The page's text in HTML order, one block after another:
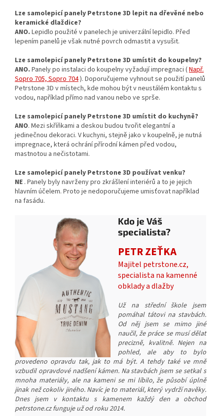
Lze samolepicí panely Petrstone 3D lepit na dřevěné nebo
keramické dlaždice?
ANO. Lepidlo použité v panelech je univerzální lepidlo. Před
lepením panelů je však nutné povrch odmastit a vysušit.
Lze samolepicí panely Petrstone 3D umístit do koupelny?
ANO. Panely po instalaci do koupelny vyžadují impregnaci (Např.
Sopro 705, Sopro 704). Doporučujeme vyhnout se použití panelů
Petrstone 3D v místech, kde mohou být v neustálém kontaktu s
vodou, například přímo nad vanou nebo ve sprše.
Lze samolepicí panely Petrstone 3D umístit do kuchyně?
ANO. Mezi skříňkami a deskou budou tvořit elegantní a
jedinečnou dekoraci. V kuchyni, stejně jako v koupelně, je nutná
impregnace, která ochrání přírodní kámen před vodou,
mastnotou a nečistotami.
Lze samolepicí panely Petrstone 3D používat venku?
NE . Panely byly navrženy pro zkrášlení interiérů a to je jejich
hlavním účelem. Proto je nedoporučujeme umisťovat například
na fasádu.
Kdo je Váš
specialista?
PETR ZEŤKA
Majitel petrstone.cz,
specialista na kamenné
obklady a dlažby
Už na střední škole jsem
pomáhal tátovi na stavbách.
Od něj jsem se mimo jiné
naučil, že práce se musí dělat
precizně, kvalitně. Nejen na
pohled, ale aby to bylo
provedeno opravdu tak, jak to má být. A tehdy také ve mně
vzbudil opravdové nadšení kámen. Na stavbách jsem se setkal s
mnoha materiály, ale na kameni se mi líbilo, že působí úplně
jinak než cokoliv jiného. Navíc je to materiál, který vydrží navěky.
Dnes jsem v kontaktu s kamenem každý den a obchod
petrstone.cz funguje už od roku 2014.